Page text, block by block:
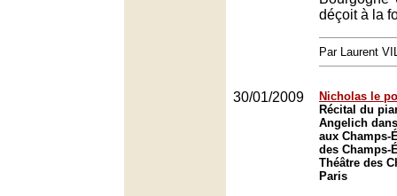
déçoit à la
Par Laurent
30/01/2009
Nicholas le
Récital du
Angelich
aux Champs-
des Champs-
Théâtre des
Paris